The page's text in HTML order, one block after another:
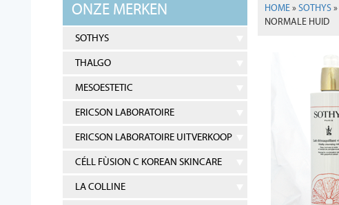
ONZE MERKEN
SOTHYS
THALGO
MESOESTETIC
ERICSON LABORATOIRE
ERICSON LABORATOIRE UITVERKOOP
CÉLL FÙSION C KOREAN SKINCARE
LA COLLINE
HOME»SOTHYS»
NORMALE HUID